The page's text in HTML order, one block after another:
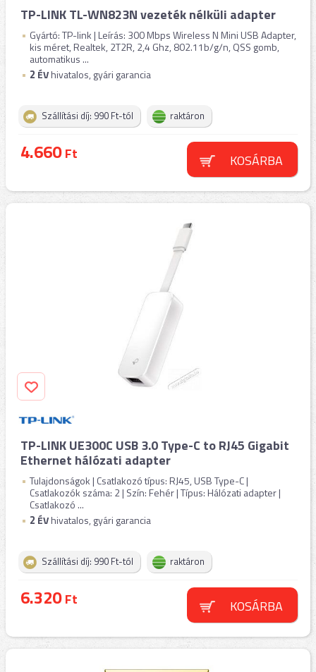
TP-LINK TL-WN823N vezeték nélküli adapter
Gyártó: TP-link | Leírás: 300 Mbps Wireless N Mini USB Adapter,
kis méret, Realtek, 2T2R, 2,4 Ghz, 802.11b/g/n, QSS gomb,
automatikus ...
2 ÉVhivatalos, gyári garancia
Szállítási díj: 990 Ft-tól raktáron
4.660Ft KOSÁRBA
TP-LINK UE300C USB 3.0 Type-C to RJ45 Gigabit
Ethernet hálózati adapter
Tulajdonságok | Csatlakozó típus: RJ45, USB Type-C |
Csatlakozók száma: 2 | Szín: Fehér | Típus: Hálózati adapter |
Csatlakozó ...
2 ÉVhivatalos, gyári garancia
Szállítási díj: 990 Ft-tól raktáron
6.320Ft KOSÁRBA